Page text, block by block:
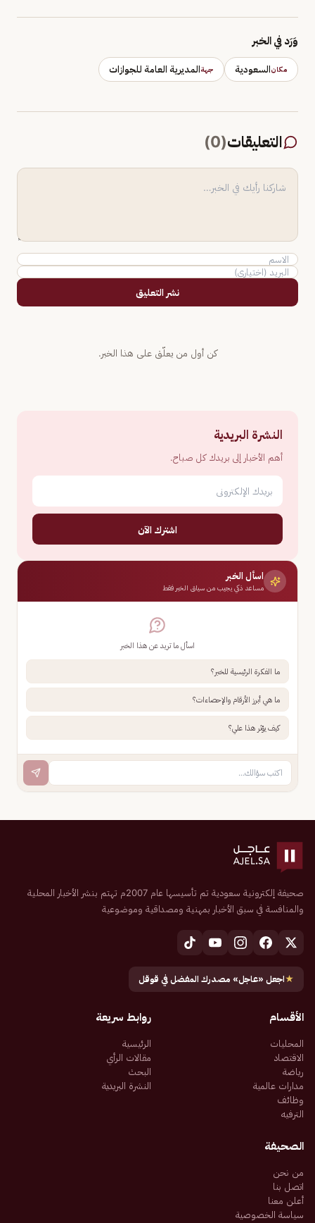
وَرَد في الخبر
مكانالسعودية جهةالمديرية العامة للجوازات
التعليقات(
0
)
نشر التعليق
كن أول من يعلّق على هذا الخبر.
النشرة البريدية
أهم الأخبار إلى بريدك كل صباح.
اشترك الآن
اسأل الخبر
مساعد ذكي يجيب من سياق الخبر فقط
اسأل ما تريد عن هذا الخبر
ما الفكرة الرئيسية للخبر؟
ما هي أبرز الأرقام والإحصاءات؟
كيف يؤثر هذا علي؟
صحيفة إلكترونية سعودية تم تأسيسها عام 2007م تهتم بنشر الأخبار المحلية
والمنافسة في سبق الأخبار بمهنية ومصداقية وموضوعية
★اجعل «عاجل» مصدرك المفضل في قوقل
الأقسام
المحليات
الاقتصاد
رياضة
مدارات عالمية
وظائف
الترفيه
روابط سريعة
الرئيسية
مقالات الرأي
البحث
النشرة البريدية
الصحيفة
من نحن
اتصل بنا
أعلن معنا
سياسة الخصوصية